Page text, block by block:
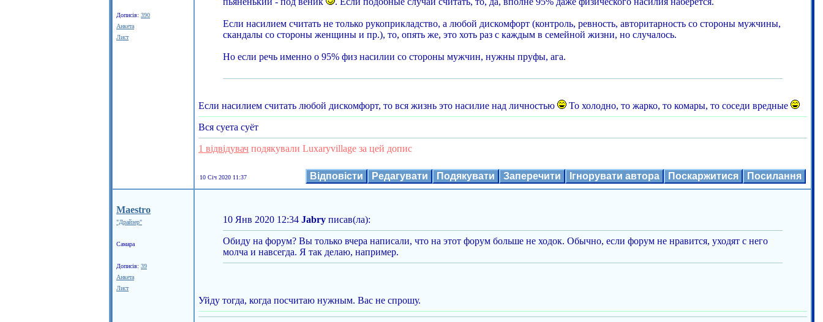
Дописів: 390
Анкета
Лист
Если насилием считать не только рукоприкладство, а любой дискомфорт (контроль, ревность, авторитарность со стороны мужчины,
скандалы со стороны женщины и пр.), то, опять же, это хоть раз с каждым в семейной жизни, но случалось.
Но если речь именно о 95% физ насилии со стороны мужчин, нужны пруфы, ага.
Если насилием считать любой дискомфорт, то вся жизнь это насилие над личностью То холодно, то жарко, то комары, то соседи вредные
Вся суета суёт
1 відвідувач подякували Luxaryvillage за цей допис
10 Січ 2020 11:37 Відповісти Редагувати Подякувати Заперечити Ігнорувати автора Поскаржитися Посилання
Maestro
"Драйзер"
Самара
Дописів: 39
Анкета
Лист
10 Янв 2020 12:34 Jabry писав(ла):
Обиду на форум? Вы только вчера написали, что на этот форум больше не ходок. Обычно, если форум не нравится, уходят с него
молча и навсегда. Я так делаю, например.
Уйду тогда, когда посчитаю нужным. Вас не спрошу.